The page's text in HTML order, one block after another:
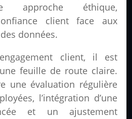
approche éthique,
client face aux
données.
client, il est
feuille de route claire.
une évaluation régulière
l’intégration d’une
et un ajustement